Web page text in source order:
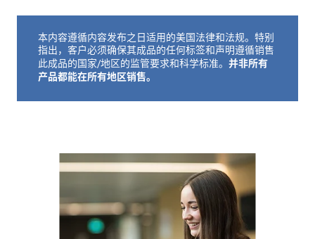
们
客
登
免责声明如下
本内容遵循内容发布之日适用的美国法律和法规。特别
指出，客户必须确保其成品的任何标签和声明遵循销售
此成品的国家/地区的监管要求和科学标准。 并非所有
产品都能在所有地区销售。